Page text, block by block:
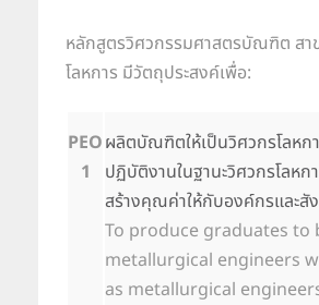
หลักสูตรวิศวกรรมศาสตรบัณฑิต สา
โลหการ มีวัตถุประสงค์เพื่อ:
PEO
1
ผลิตบัณฑิตให้เป็นวิศวกรโลหก
ปฏิบัติงานในฐานะวิศวกรโลหก
สร้างคุณค่าให้กับองค์กรและสั
To produce graduates to
metallurgical engineers
as metallurgical